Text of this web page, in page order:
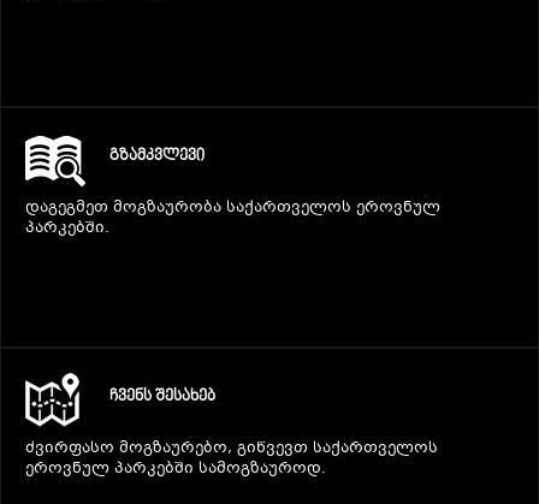
ᲒᲖᲐᲛᲙᲕᲚᲔᲕᲘ
დაგეგმეთ მოგზაურობა საქართველოს ეროვნულ
პარკებში.
ᲩᲕᲔᲜᲡ ᲨᲔᲡᲐᲮᲔᲑ
ძვირფასო მოგზაურებო, გიწვევთ საქართველოს
ეროვნულ პარკებში სამოგზაუროდ.